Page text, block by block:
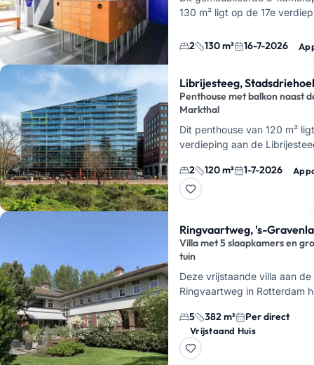
130 m² ligt op de 17e
de Kop van Zuid. Je hebt
2 130 m² 16-7-2026
Librijesteeg,
Penthouse met balkon naast
Markthal
Dit penthouse van 120 m²
verdieping aan de
woont hier letterlijk om de
2 120 m² 1-7-2026
Ringvaartweg, 's-
Villa met 5 slaapkamers en
tuin
Deze vrijstaande villa aan de
Ringvaartweg in Rotterdam
badkamers. Dat merk je
het huis is o…
5 382 m² Per direct
Vrijstaand Huis